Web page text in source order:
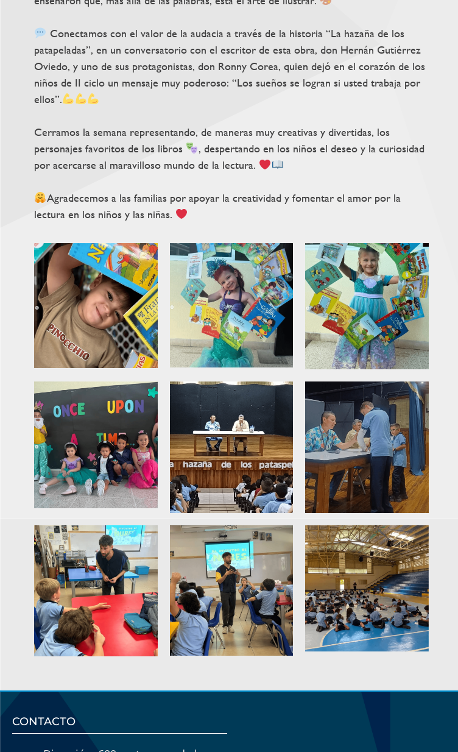
Conectamos con el valor de la audacia a través de la historia “La hazaña de los
patapeladas”, en un conversatorio con el escritor de esta obra, don Hernán Gutiérrez
Oviedo, y uno de sus protagonistas, don Ronny Corea, quien dejó en el corazón de los
niños de II ciclo un mensaje muy poderoso: “Los sueños se logran si usted trabaja por
ellos”.
Cerramos la semana representando, de maneras muy creativas y divertidas, los
personajes favoritos de los libros
, despertando en los niños el deseo y la curiosidad
por acercarse al maravilloso mundo de la lectura.
Agradecemos a las familias por apoyar la creatividad y fomentar el amor por la
lectura en los niños y las niñas.
CONTACTO